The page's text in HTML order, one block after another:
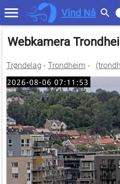
Vind Nå
Webkamera
Trøndelag - Trondheim -